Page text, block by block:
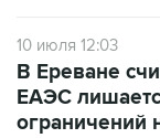
10 июля 12:03
В Ереване
ЕАЭС
ограничений